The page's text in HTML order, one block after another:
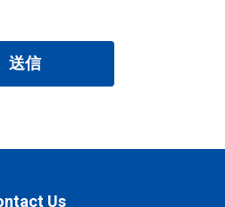
送信
Us